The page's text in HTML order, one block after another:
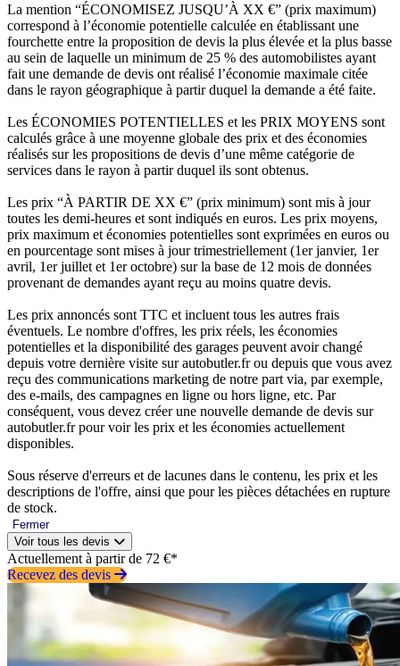
La mention “ÉCONOMISEZ JUSQU’À XX €” (prix maximum)
correspond à l’économie potentielle calculée en établissant une
fourchette entre la proposition de devis la plus élevée et la plus basse
au sein de laquelle un minimum de 25 % des automobilistes ayant
fait une demande de devis ont réalisé l’économie maximale citée
dans le rayon géographique à partir duquel la demande a été faite.
Les ÉCONOMIES POTENTIELLES et les PRIX MOYENS sont
calculés grâce à une moyenne globale des prix et des économies
réalisés sur les propositions de devis d’une même catégorie de
services dans le rayon à partir duquel ils sont obtenus.
Les prix “À PARTIR DE XX €” (prix minimum) sont mis à jour
toutes les demi-heures et sont indiqués en euros. Les prix moyens,
prix maximum et économies potentielles sont exprimées en euros ou
en pourcentage sont mises à jour trimestriellement (1er janvier, 1er
avril, 1er juillet et 1er octobre) sur la base de 12 mois de données
provenant de demandes ayant reçu au moins quatre devis.
Les prix annoncés sont TTC et incluent tous les autres frais
éventuels. Le nombre d'offres, les prix réels, les économies
potentielles et la disponibilité des garages peuvent avoir changé
depuis votre dernière visite sur autobutler.fr ou depuis que vous avez
reçu des communications marketing de notre part via, par exemple,
des e-mails, des campagnes en ligne ou hors ligne, etc. Par
conséquent, vous devez créer une nouvelle demande de devis sur
autobutler.fr pour voir les prix et les économies actuellement
disponibles.
Sous réserve d'erreurs et de lacunes dans le contenu, les prix et les
descriptions de l'offre, ainsi que pour les pièces détachées en rupture
de stock.
Fermer
Voir tous les devis
Actuellement à partir de 72 €*
Recevez des devis